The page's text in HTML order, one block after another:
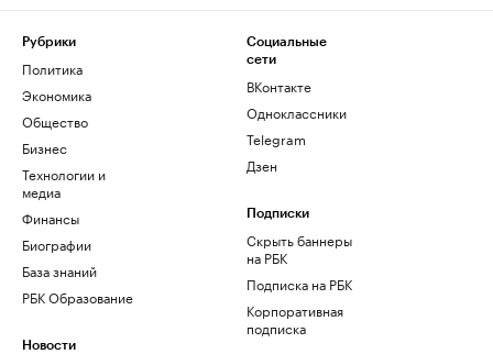
Рубрики
Политика
Экономика
Общество
Бизнес
Технологии и
медиа
Финансы
Биографии
База знаний
РБК Образование
Новости
Социальные
сети
ВКонтакте
Одноклассники
Telegram
Дзен
Подписки
Скрыть баннеры
на РБК
Подписка на РБК
Корпоративная
подписка